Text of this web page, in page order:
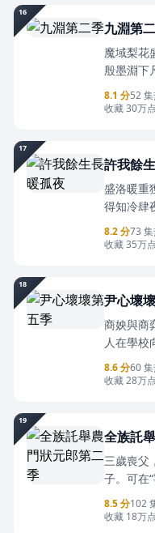
16
九淵第
魔域梨花
殷墨淵下
失憶的蘇
點點軟化
門迫害。
憶，徹底
迎敵。
8.1 分52 集
收藏 30万
17
許我餘
盛洛暖重
得知冷肆
恩與勇氣
近這個習
的支持下
活。
8.2 分73 集
收藏 35万
18
尹心壞
商姎與商
人在學校
係，一人
不同，意
拉近姐弟
在成長
光。
8.6 分60 集
收藏 28万
19
全族託
三歲喪父
子。可在
村節衣縮
如草芥的
8.5 分102
收藏 18万